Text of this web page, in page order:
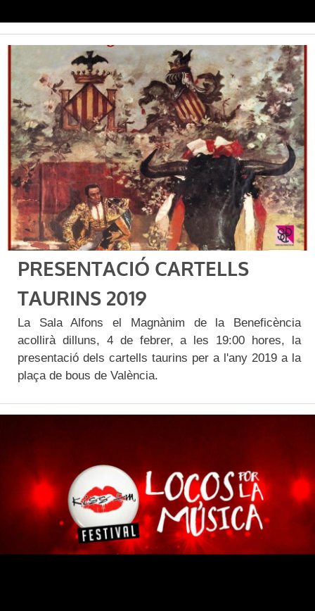
PRESENTACIÓ CARTELLS
TAURINS 2019
La Sala Alfons el Magnànim de la Beneficència
acollirà dilluns, 4 de febrer, a les 19:00 hores, la
presentació dels cartells taurins per a l'any 2019 a la
plaça de bous de València.